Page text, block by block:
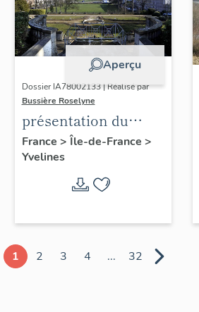
Aperçu
Dossier IA78002133 | Réalisé par
Bussière Roselyne
présentation du
diagnostic
patrimonial, urbain
et paysager de Seine-
France > Île-de-France >
Yvelines
1 2 3 4 ... 32